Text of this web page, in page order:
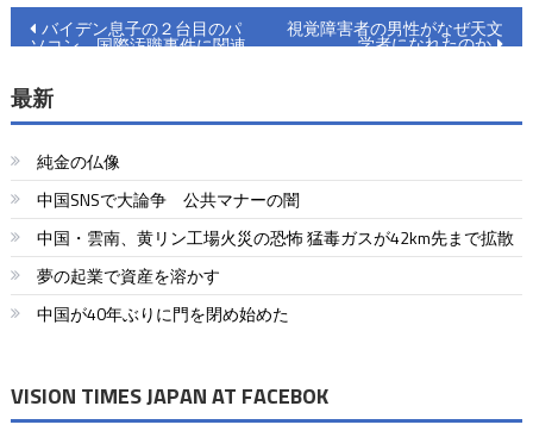
投
ナ
ビ
ゲ
ー
シ
ョ
バイデン息子の２台目のパ
ソコン 国際汚職事件に関連
視覚障害者の男性がなぜ天文
学者になれたのか
最新
純金の仏像
中国SNSで大論争 公共マナーの闇
中国・雲南、黄リン工場火災の恐怖 猛毒ガスが42km先まで拡散
夢の起業で資産を溶かす
中国が40年ぶりに門を閉め始めた
VISION TIMES JAPAN AT FACEBOK